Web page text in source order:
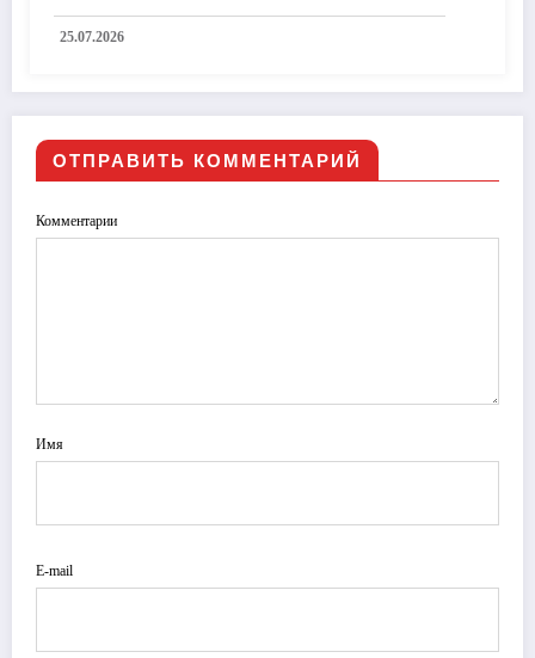
25.07.2026
ОТПРАВИТЬ КОММЕНТАРИЙ
Комментарии
Имя
E-mail